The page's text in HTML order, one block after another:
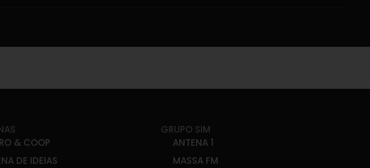
& COOP
DE IDEIAS
GRUPO SIM
ANTENA 1
MASSA FM